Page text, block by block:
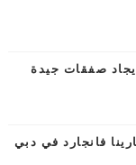
صفقات جيدة
فانجارد في دبي